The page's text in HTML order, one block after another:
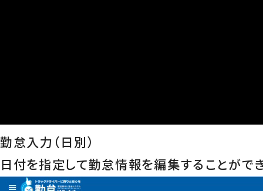
勤怠入力（日別）
日付を指定して勤怠情報を編集することができ